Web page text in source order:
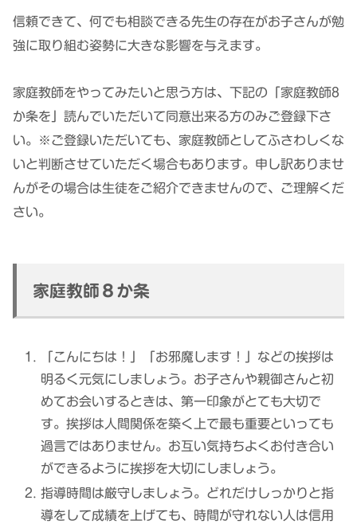
信頼できて、何でも相談できる先生の存在がお子さんが勉
強に取り組む姿勢に大きな影響を与えます。
家庭教師をやってみたいと思う方は、下記の「家庭教師8
か条を」読んでいただいて同意出来る方のみご登録下さ
い。※ご登録いただいても、家庭教師としてふさわしくな
いと判断させていただく場合もあります。申し訳ありませ
んがその場合は生徒をご紹介できませんので、ご理解くだ
さい。
家庭教師８か条
「こんにちは！」「お邪魔します！」などの挨拶は
明るく元気にしましょう。お子さんや親御さんと初
めてお会いするときは、第一印象がとても大切で
す。挨拶は人間関係を築く上で最も重要といっても
過言ではありません。お互い気持ちよくお付き合い
ができるように挨拶を大切にしましょう。
指導時間は厳守しましょう。どれだけしっかりと指
導をして成績を上げても、時間が守れない人は信用